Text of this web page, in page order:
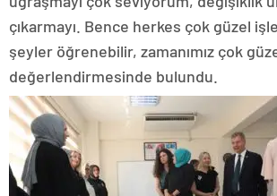
çıkarmayı. Bence herkes çok güzel
şeyler öğrenebilir, zamanımız çok
değerlendirmesinde bulundu.